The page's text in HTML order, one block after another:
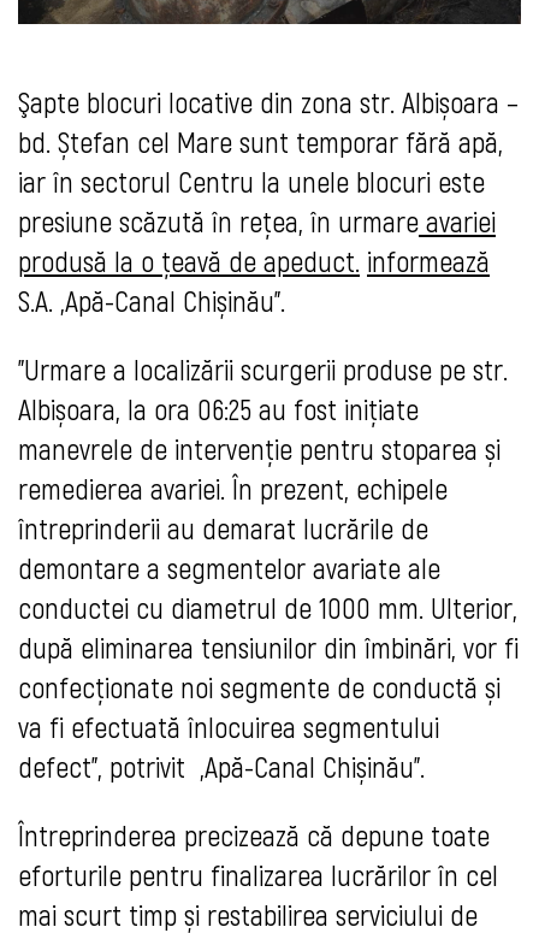
Şapte blocuri locative din zona str. Albișoara –
bd. Ștefan cel Mare sunt temporar fără apă,
iar în sectorul Centru la unele blocuri este
presiune scăzută în rețea, în urmare avariei
produsă la o țeavă de apeduct. informează
S.A. „Apă-Canal Chișinău”.
"Urmare a localizării scurgerii produse pe str.
Albișoara, la ora 06:25 au fost inițiate
manevrele de intervenție pentru stoparea și
remedierea avariei. În prezent, echipele
întreprinderii au demarat lucrările de
demontare a segmentelor avariate ale
conductei cu diametrul de 1000 mm. Ulterior,
după eliminarea tensiunilor din îmbinări, vor fi
confecționate noi segmente de conductă și
va fi efectuată înlocuirea segmentului
defect", potrivit „Apă-Canal Chișinău”.
Întreprinderea precizează că depune toate
eforturile pentru finalizarea lucrărilor în cel
mai scurt timp și restabilirea serviciului de